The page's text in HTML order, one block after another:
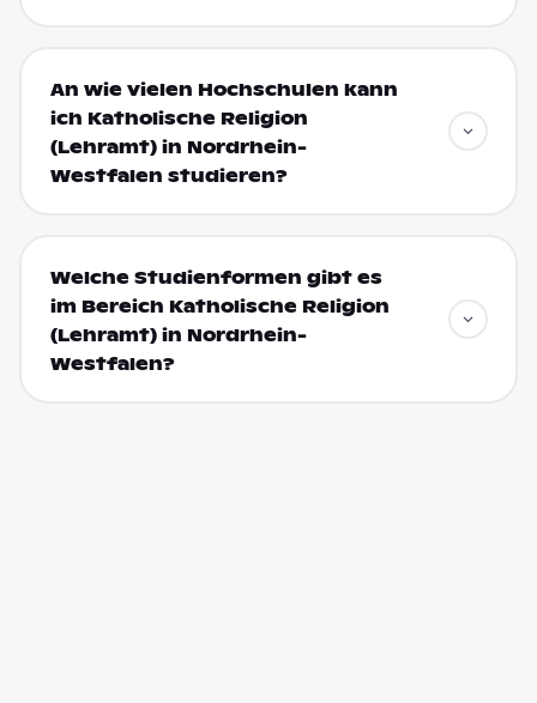
An wie vielen Hochschulen kann
ich Katholische Religion
(Lehramt) in Nordrhein-
Westfalen studieren?
Welche Studienformen gibt es
im Bereich Katholische Religion
(Lehramt) in Nordrhein-
Westfalen?